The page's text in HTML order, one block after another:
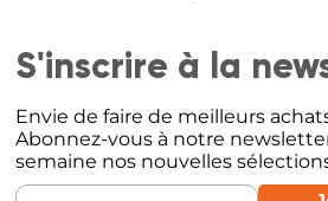
S'inscrire à la
Envie de faire de meilleurs
Abonnez-vous à notre
semaine nos nouvelles